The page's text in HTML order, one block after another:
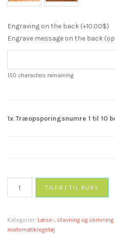
Engraving on the back (+10.00$)
Engrave message on the back
150 characters remaining
1x Træopsporingsnumre 1 til 10
10
bord
TILFØJ TIL KURV
Kategorier: Læse-, stavning og skrivning
matematiklegetøj